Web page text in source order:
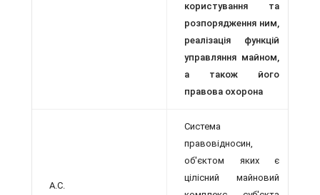
користуван­ня та
розпорядження ним,
реалізація функцій
управляння майном,
а також його
правова охорона
А.С.
Система
правовідносин,
об'єктом яких є
цілісний майновий